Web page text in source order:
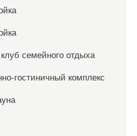
семейного отдыха
гостиничный комплекс